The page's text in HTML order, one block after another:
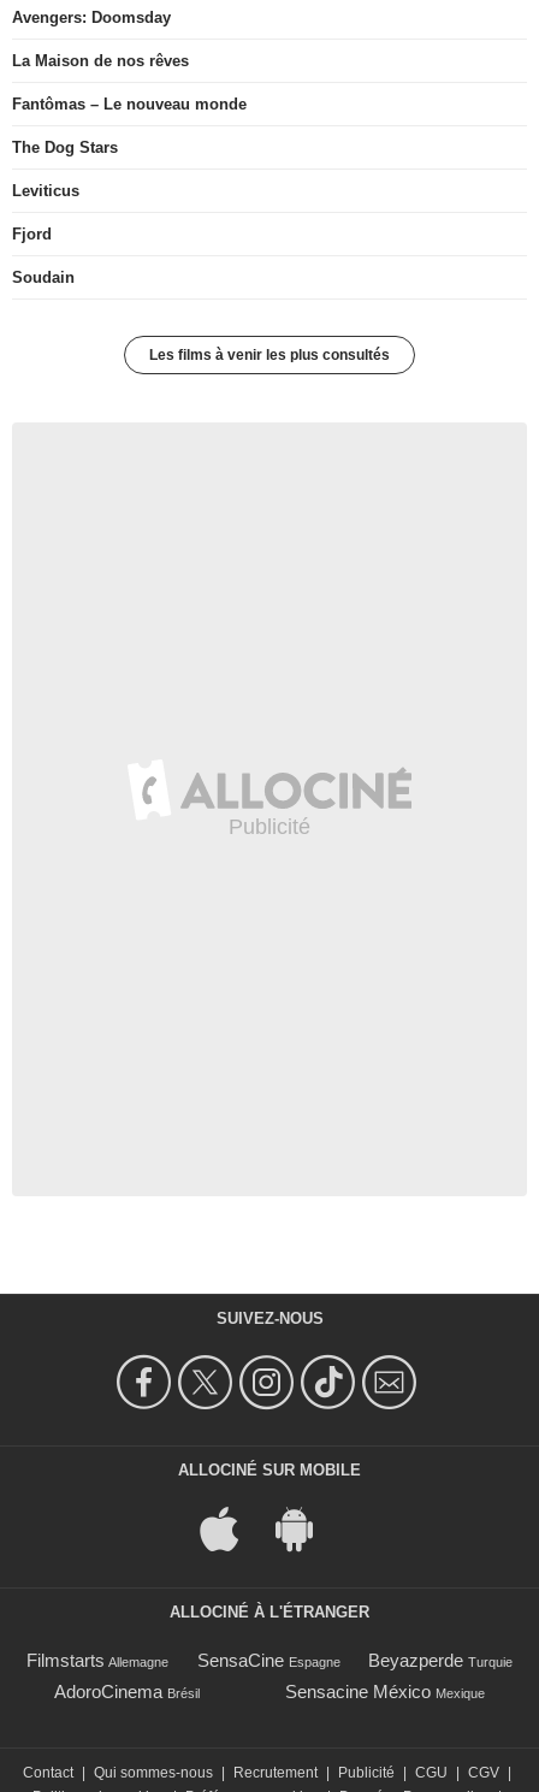
Avengers: Doomsday
La Maison de nos rêves
Fantômas – Le nouveau monde
The Dog Stars
Leviticus
Fjord
Soudain
Les films à venir les plus consultés
SUIVEZ-NOUS
ALLOCINÉ SUR MOBILE
ALLOCINÉ À L'ÉTRANGER
Filmstarts Allemagne SensaCine Espagne Beyazperde Turquie
AdoroCinema Brésil Sensacine México Mexique
Contact Qui sommes-nous Recrutement Publicité CGU CGV